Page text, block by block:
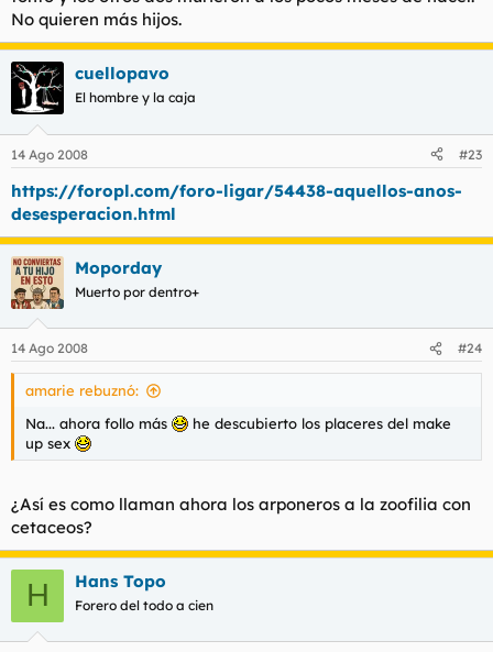
No quieren más hijos.
cuellopavo
El hombre y la caja
14 Ago 2008 #23
https://foropl.com/foro-ligar/54438-aquellos-anos-
desesperacion.html
Moporday
Muerto por dentro+
14 Ago 2008 #24
amarie rebuznó:
Na... ahora follo más
he descubierto los placeres del make
up sex
¿Así es como llaman ahora los arponeros a la zoofilia con
cetaceos?
H Hans Topo
Forero del todo a cien